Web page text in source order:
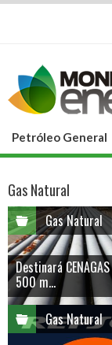
Petróleo General
Gas Natural
Gas Natural
Destinará
500 m...
Gas Natural